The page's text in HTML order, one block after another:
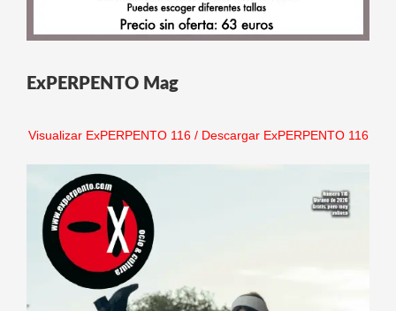
ExPERPENTO Mag
Visualizar ExPERPENTO 116/ Descargar ExPERPENTO 116